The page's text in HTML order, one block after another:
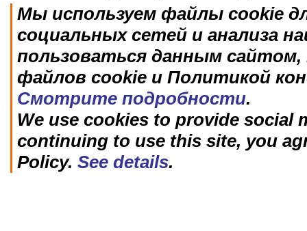
Мы используем файлы cookie
социальных сетей и анализа
пользоваться данным
файлов cookie и Политикой
Смотрите подробности.
We use cookies to provide social
continuing to use this site, you
Policy. See details.